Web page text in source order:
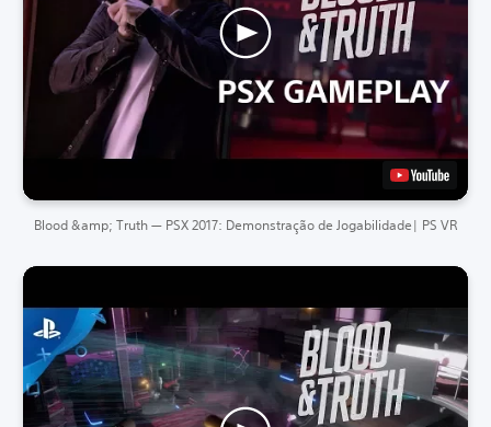
Blood &amp; Truth — PSX 2017: Demonstração de Jogabilidade| PS VR